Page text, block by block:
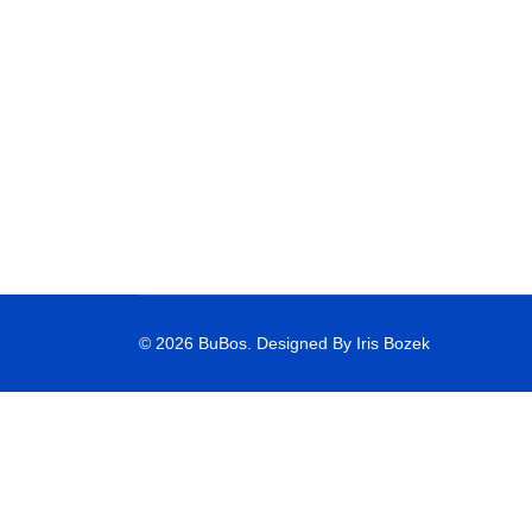
© 2026 BuBos. Designed By Iris Bozek